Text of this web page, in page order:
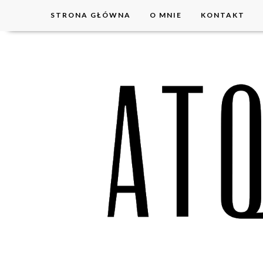
STRONA GŁÓWNA O MNIE KONTAKT